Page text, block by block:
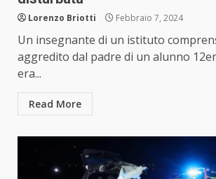
Lorenzo Briotti Febbraio 7, 2024
Un insegnante di un istituto
aggredito dal padre di un alunno
era...
Read More